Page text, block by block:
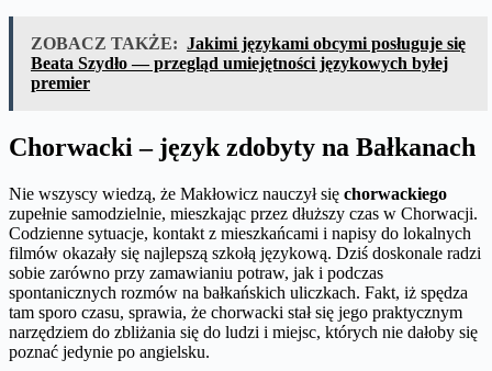
ZOBACZ TAKŻE: Jakimi językami obcymi posługuje się
Beata Szydło — przegląd umiejętności językowych byłej
premier
Chorwacki – język zdobyty na Bałkanach
Nie wszyscy wiedzą, że Makłowicz nauczył się chorwackiego
zupełnie samodzielnie, mieszkając przez dłuższy czas w Chorwacji.
Codzienne sytuacje, kontakt z mieszkańcami i napisy do lokalnych
filmów okazały się najlepszą szkołą językową. Dziś doskonale radzi
sobie zarówno przy zamawianiu potraw, jak i podczas
spontanicznych rozmów na bałkańskich uliczkach. Fakt, iż spędza
tam sporo czasu, sprawia, że chorwacki stał się jego praktycznym
narzędziem do zbliżania się do ludzi i miejsc, których nie dałoby się
poznać jedynie po angielsku.